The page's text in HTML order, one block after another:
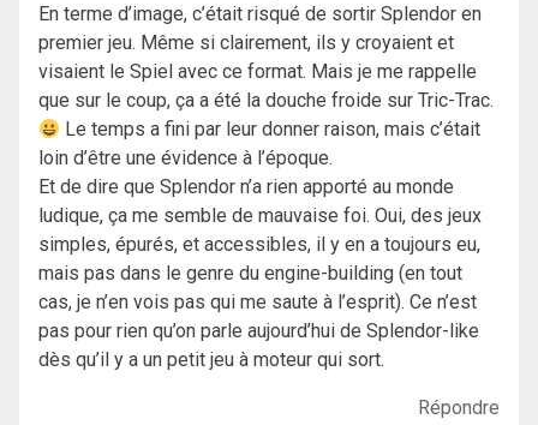
En terme d’image, c’était risqué de sortir Splendor en
premier jeu. Même si clairement, ils y croyaient et
visaient le Spiel avec ce format. Mais je me rappelle
que sur le coup, ça a été la douche froide sur Tric-Trac.
Le temps a fini par leur donner raison, mais c’était
loin d’être une évidence à l’époque.
Et de dire que Splendor n’a rien apporté au monde
ludique, ça me semble de mauvaise foi. Oui, des jeux
simples, épurés, et accessibles, il y en a toujours eu,
mais pas dans le genre du engine-building (en tout
cas, je n’en vois pas qui me saute à l’esprit). Ce n’est
pas pour rien qu’on parle aujourd’hui de Splendor-like
dès qu’il y a un petit jeu à moteur qui sort.
Répondre